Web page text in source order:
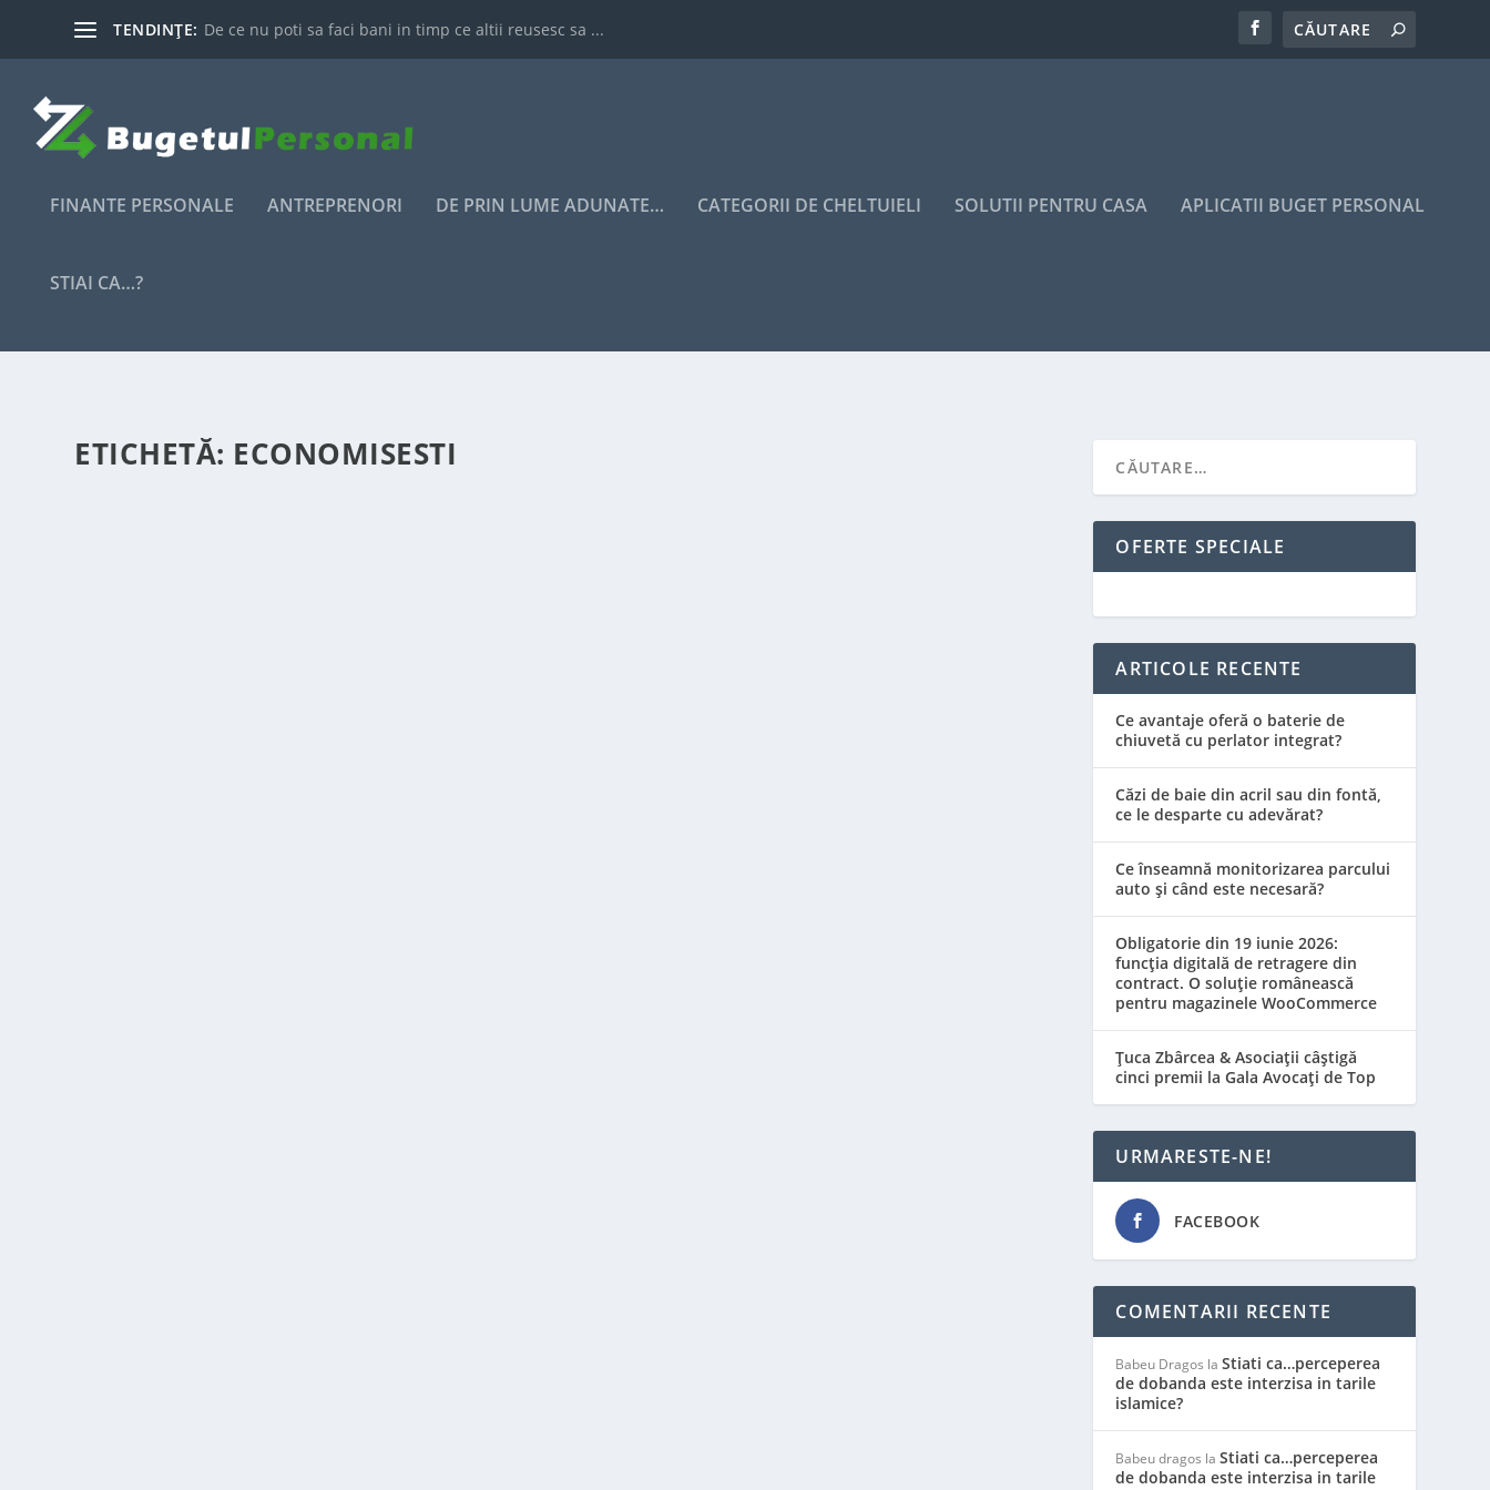
TENDINȚE: De ce nu poti sa faci bani in timp ce altii reusesc sa ...
FINANTE PERSONALE ANTREPRENORI DE PRIN LUME ADUNATE… CATEGORII DE CHELTUIELI SOLUTII PENTRU CASA APLICATII BUGET PERSONAL
STIAI CA…?
ETICHETĂ: ECONOMISESTI
OFERTE SPECIALE
ARTICOLE RECENTE
Ce avantaje oferă o baterie de
chiuvetă cu perlator integrat?
Căzi de baie din acril sau din fontă,
ce le desparte cu adevărat?
Ce înseamnă monitorizarea parcului
auto și când este necesară?
Obligatorie din 19 iunie 2026:
funcția digitală de retragere din
contract. O soluție românească
pentru magazinele WooCommerce
Țuca Zbârcea & Asociații câștigă
cinci premii la Gala Avocați de Top
URMARESTE-NE!
FACEBOOK
COMENTARII RECENTE
Babeu Dragos laStiati ca…perceperea
de dobanda este interzisa in tarile
islamice?
Babeu dragos laStiati ca…perceperea
de dobanda este interzisa in tarile